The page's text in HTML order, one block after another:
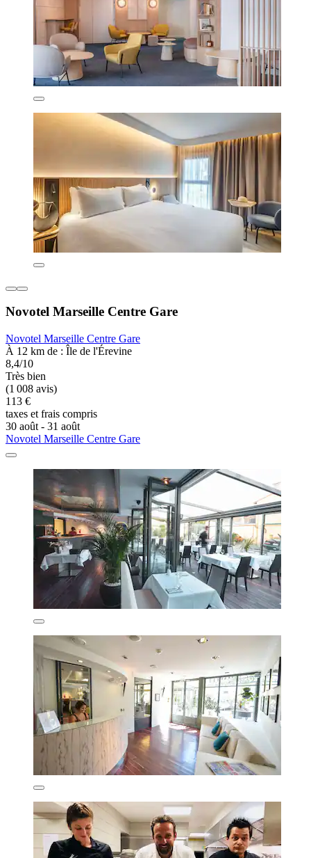
Novotel Marseille Centre Gare
Novotel Marseille Centre Gare
À 12 km de : Île de l'Érevine
8,4/10
Très bien
(1 008 avis)
113 €
taxes et frais compris
30 août - 31 août
Novotel Marseille Centre Gare